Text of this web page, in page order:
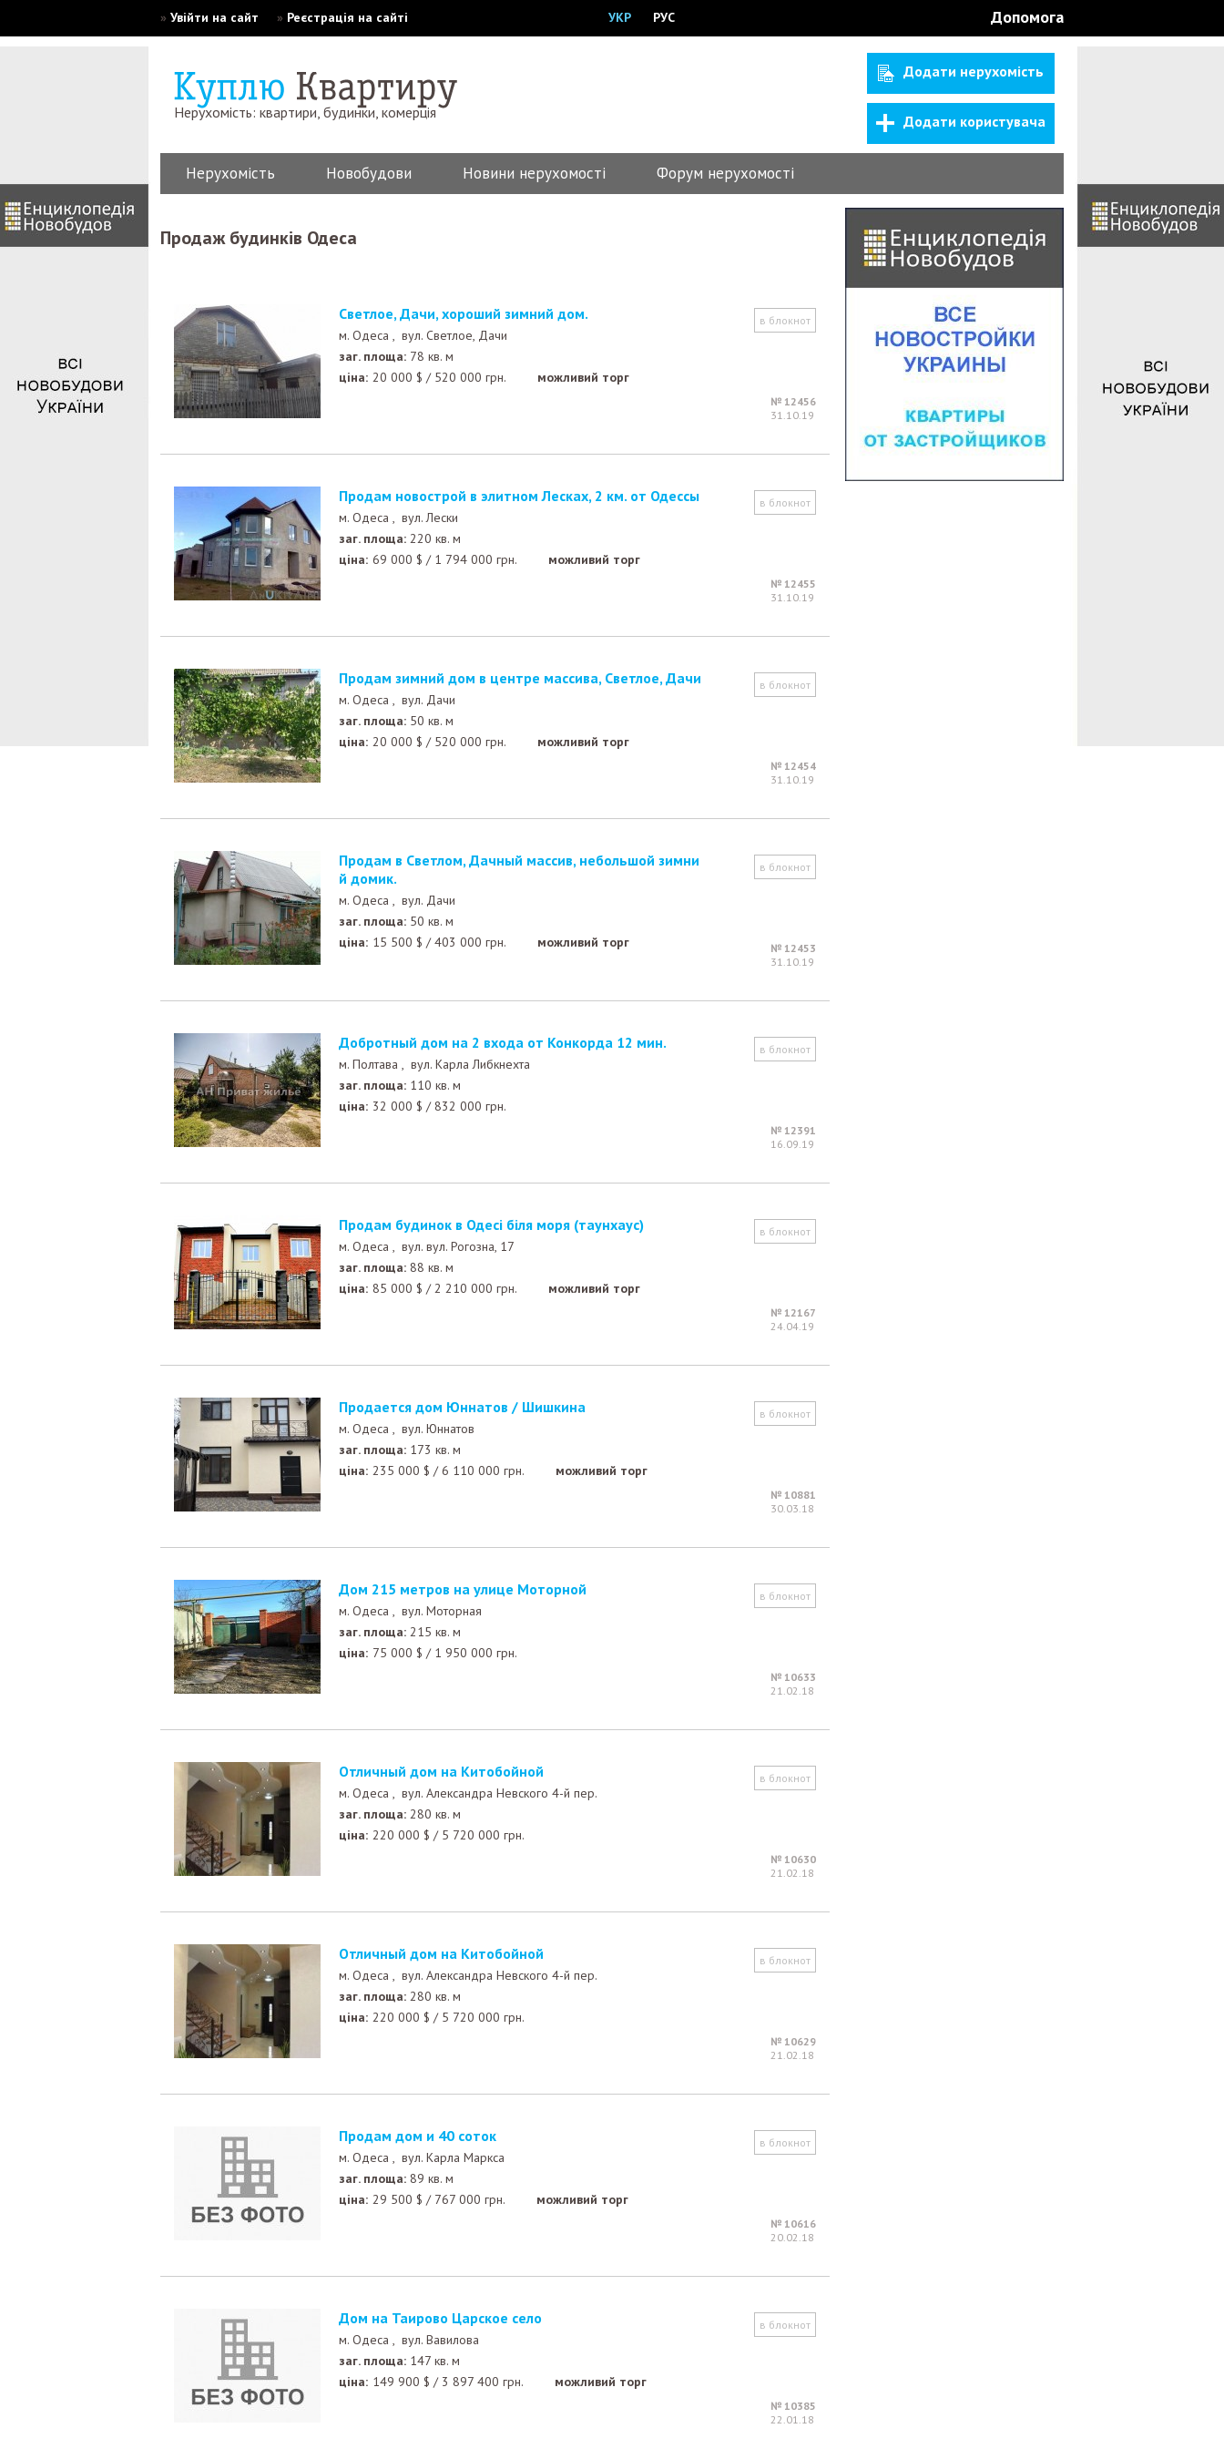
» Увійти на сайт » Реєстрація на сайті УКР РУС Допомога
Нерухомість: квартири, будинки, комерція
Додати нерухомість
Додати користувача
Нерухомість Новобудови Новини нерухомості Форум нерухомості
Продаж будинків Одеса
Светлое, Дачи, хороший зимний дом. в блокнот
м. Одеса , вул. Светлое, Дачи
заг. площа: 78 кв. м
ціна: 20 000 $ / 520 000 грн. можливий торг
№ 12456
31.10.19
Продам новострой в элитном Лесках, 2 км. от Одессы в блокнот
м. Одеса , вул. Лески
заг. площа: 220 кв. м
ціна: 69 000 $ / 1 794 000 грн. можливий торг
№ 12455
31.10.19
Продам зимний дом в центре массива, Светлое, Дачи в блокнот
м. Одеса , вул. Дачи
заг. площа: 50 кв. м
ціна: 20 000 $ / 520 000 грн. можливий торг
№ 12454
31.10.19
Продам в Светлом, Дачный массив, небольшой зимни
й домик.
в блокнот
м. Одеса , вул. Дачи
заг. площа: 50 кв. м
ціна: 15 500 $ /403 000 грн. можливий торг
№ 12453
31.10.19
Добротный дом на 2 входа от Конкорда 12 мин. в блокнот
м. Полтава , вул. Карла Либкнехта
заг. площа: 110 кв. м
ціна: 32 000 $ /832 000 грн.
№ 12391
16.09.19
Продам будинок в Одесі біля моря (таунхаус) в блокнот
м. Одеса , вул. вул. Рогозна, 17
заг. площа: 88 кв. м
ціна: 85 000 $ /2 210 000 грн. можливий торг
№ 12167
24.04.19
Продается дом Юннатов / Шишкина в блокнот
м. Одеса , вул. Юннатов
заг. площа: 173 кв. м
ціна: 235 000 $ /6 110 000 грн. можливий торг
№ 10881
30.03.18
Дом 215 метров на улице Моторной в блокнот
м. Одеса , вул. Моторная
заг. площа: 215 кв. м
ціна: 75 000 $ / 1 950 000 грн.
№ 10633
21.02.18
Отличный дом на Китобойной в блокнот
м. Одеса , вул. Александра Невского 4-й пер.
заг. площа: 280 кв. м
ціна: 220 000 $ / 5 720 000 грн.
№ 10630
21.02.18
Отличный дом на Китобойной в блокнот
м. Одеса , вул. Александра Невского 4-й пер.
заг. площа: 280 кв. м
ціна: 220 000 $ / 5 720 000 грн.
№ 10629
21.02.18
Продам дом и 40 соток в блокнот
м. Одеса , вул. Карла Маркса
заг. площа: 89 кв. м
ціна: 29 500 $ / 767 000 грн. можливий торг
№ 10616
20.02.18
Дом на Таирово Царское село в блокнот
м. Одеса , вул. Вавилова
заг. площа: 147 кв. м
ціна: 149 900 $ / 3 897 400 грн. можливий торг
№ 10385
22.01.18